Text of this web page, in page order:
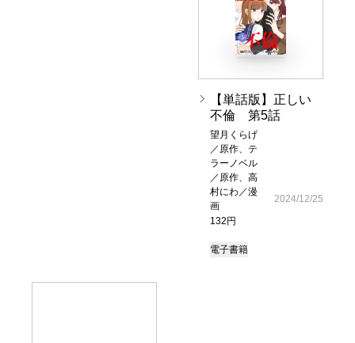
【単話版】正しい
不倫 第5話
望月くらげ
／原作、テ
ラーノベル
／原作、高
村にわ／漫
画
132円
2024/12/25
電子書籍